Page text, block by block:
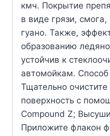
кмч. Покрытие
в виде грязи,
гуано. Также,
образованию
устойчив к
автомойкам.
Тщательно
поверхность с
Compound Z;
Приложите флакон